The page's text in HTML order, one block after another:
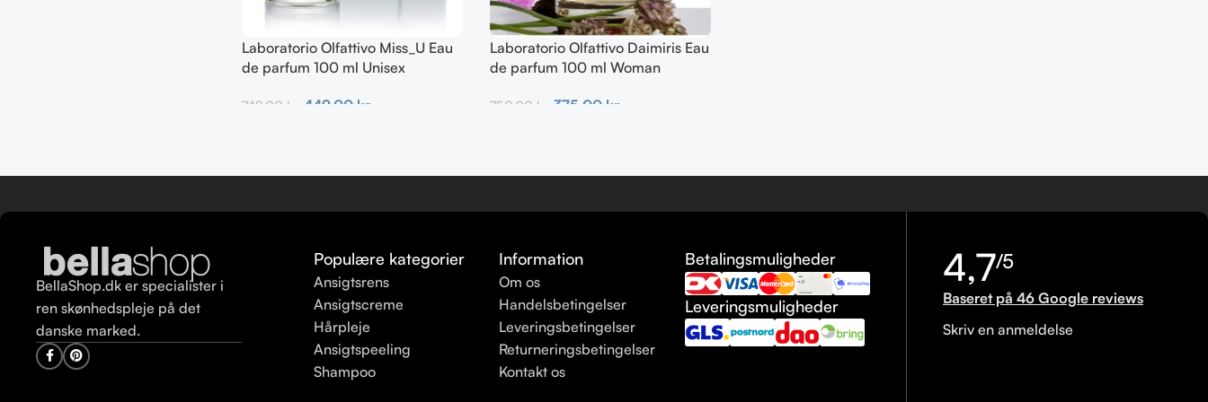
Laboratorio Olfattivo Miss_U Eau
de parfum 100 ml Unisex
749,00 kr. 449,00 kr.
Laboratorio Olfattivo Daimiris Eau
de parfum 100 ml Woman
750,00 kr. 375,00 kr.
BellaShop.dk er specialister i
ren skønhedspleje på det
danske marked.
Populære kategorier
Ansigtsrens
Ansigtscreme
Hårpleje
Ansigtspeeling
Shampoo
Information
Om os
Handelsbetingelser
Leveringsbetingelser
Returneringsbetingelser
Kontakt os
Betalingsmuligheder
Leveringsmuligheder
4,7/5
Baseret på 46 Google reviews
Skriv en anmeldelse